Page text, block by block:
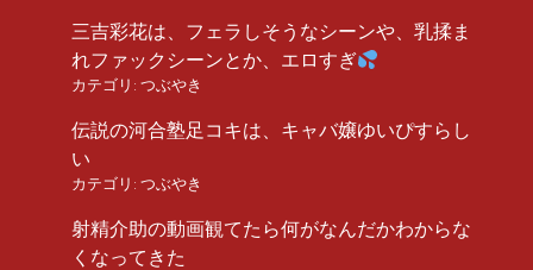
三吉彩花は、フェラしそうなシーンや、乳揉ま
れファックシーンとか、エロすぎ
カテゴリ: つぶやき
伝説の河合塾足コキは、キャバ嬢ゆいぴすらし
い
カテゴリ: つぶやき
射精介助の動画観てたら何がなんだかわからな
くなってきた